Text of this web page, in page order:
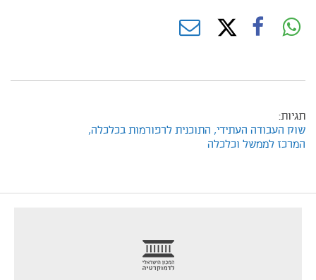
צעדים התומכים במשקי בית ברמת הכנסות נמוכה ובינונית.
תגיות:
שוק העבודה העתידי, התוכנית לרפורמות בכלכלה,
המרכז לממשל וכלכלה